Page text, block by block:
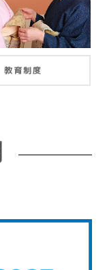
教育制度